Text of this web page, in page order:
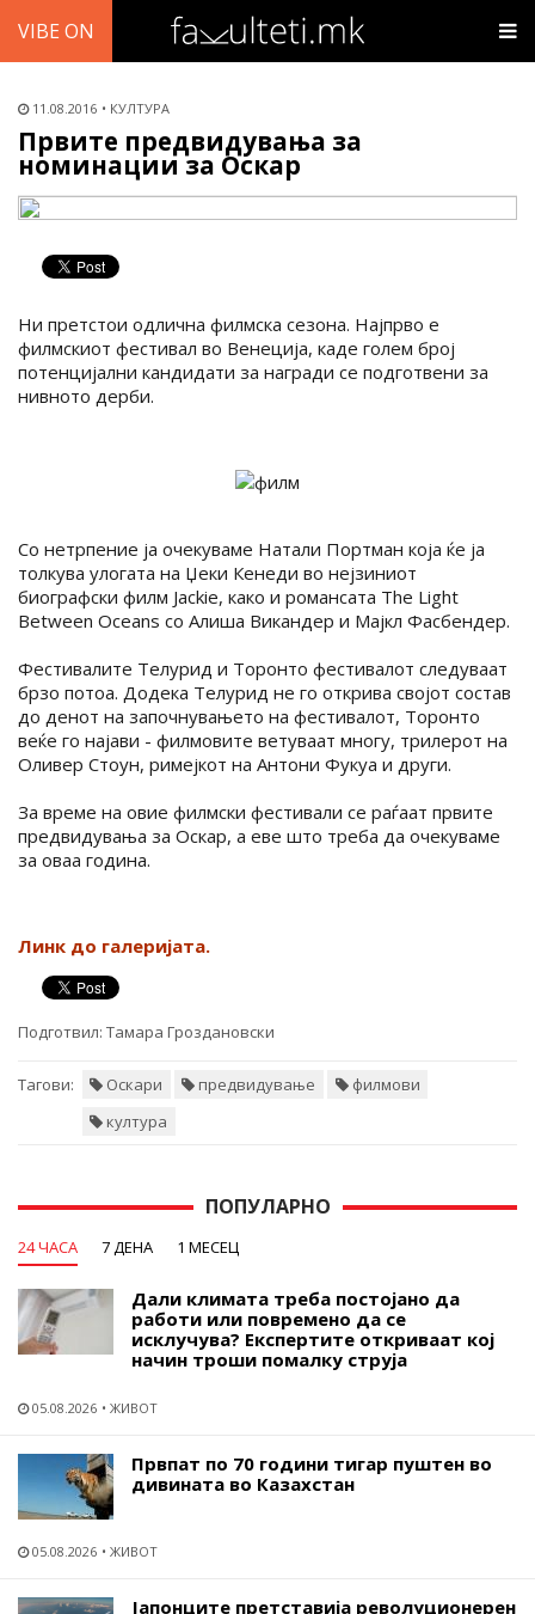
VIBE ON
11.08.2016 КУЛТУРА
Првите предвидувања за
номинации за Оскар
Ни претстои одлична филмска сезона. Најпрво е
филмскиот фестивал во Венеција, каде голем број
потенцијални кандидати за награди се подготвени за
нивното дерби.
Со нетрпение ја очекуваме Натали Портман која ќе ја
толкува улогата на Џеки Кенеди во нејзиниот
биографски филм Jackie, како и романсата The Light
Between Oceans со Алиша Викандер и Мајкл Фасбендер.
Фестивалите Телурид и Торонто фестивалот следуваат
брзо потоа. Додека Телурид не го открива својот состав
до денот на започнувањето на фестивалот, Торонто
веќе го најави - филмовите ветуваат многу, трилерот на
Оливер Стоун, римејкот на Антони Фукуа и други.
За време на овие филмски фестивали се раѓаат првите
предвидувања за Оскар, а еве што треба да очекуваме
за оваа година.
Линк до галеријата.
Подготвил: Тамара Гроздановски
Тагови: Оскари предвидување
филмови
култура
ПОПУЛАРНО
24 ЧАСА 7 ДЕНА 1 МЕСЕЦ
Дали климата треба постојано да
работи или повремено да се
исклучува? Експертите откриваат кој
начин троши помалку струја
05.08.2026 ЖИВОТ
Првпат по 70 години тигар пуштен во
дивината во Казахстан
05.08.2026 ЖИВОТ
Јапонците претставија револуционерен